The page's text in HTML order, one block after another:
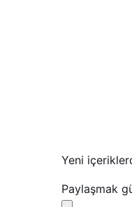
Yeni
Paylaşmak